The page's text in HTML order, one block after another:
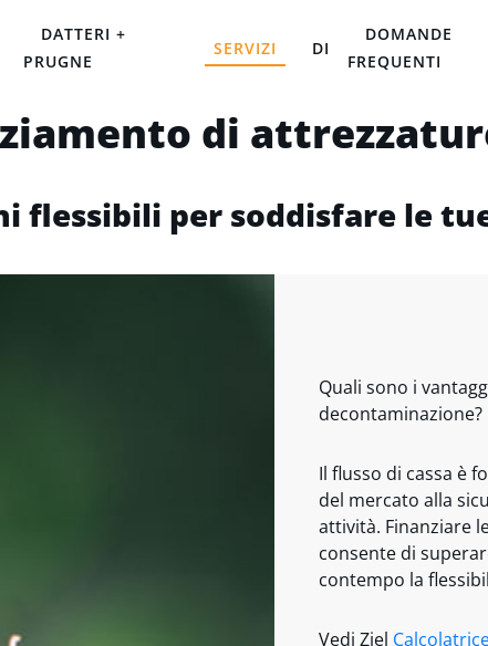
DATTERI +
PRUGNE
SERVIZI DI
DOMANDE
FREQUENTI
di
flessibili per soddisfare le
Quali sono i
decontaminazione?
Il flusso di cassa è
del mercato alla
attività. Finanziare
consente di
contempo la
Vedi Ziel